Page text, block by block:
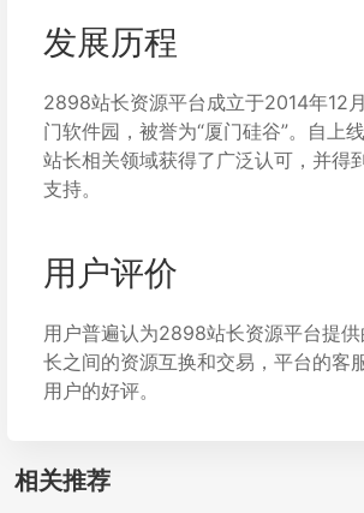
发展历程
2898站长资源平台成立于2014年12
门软件园，被誉为“厦门硅谷”。自上
站长相关领域获得了广泛认可，并得
支持。
用户评价
用户普遍认为2898站长资源平台提
长之间的资源互换和交易，平台的客
用户的好评。
相关推荐